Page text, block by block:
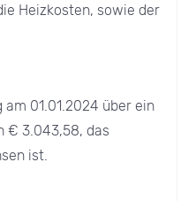
Heizkosten, sowie der
01.01.2024 über ein
€ 3.043,58, das
ist.